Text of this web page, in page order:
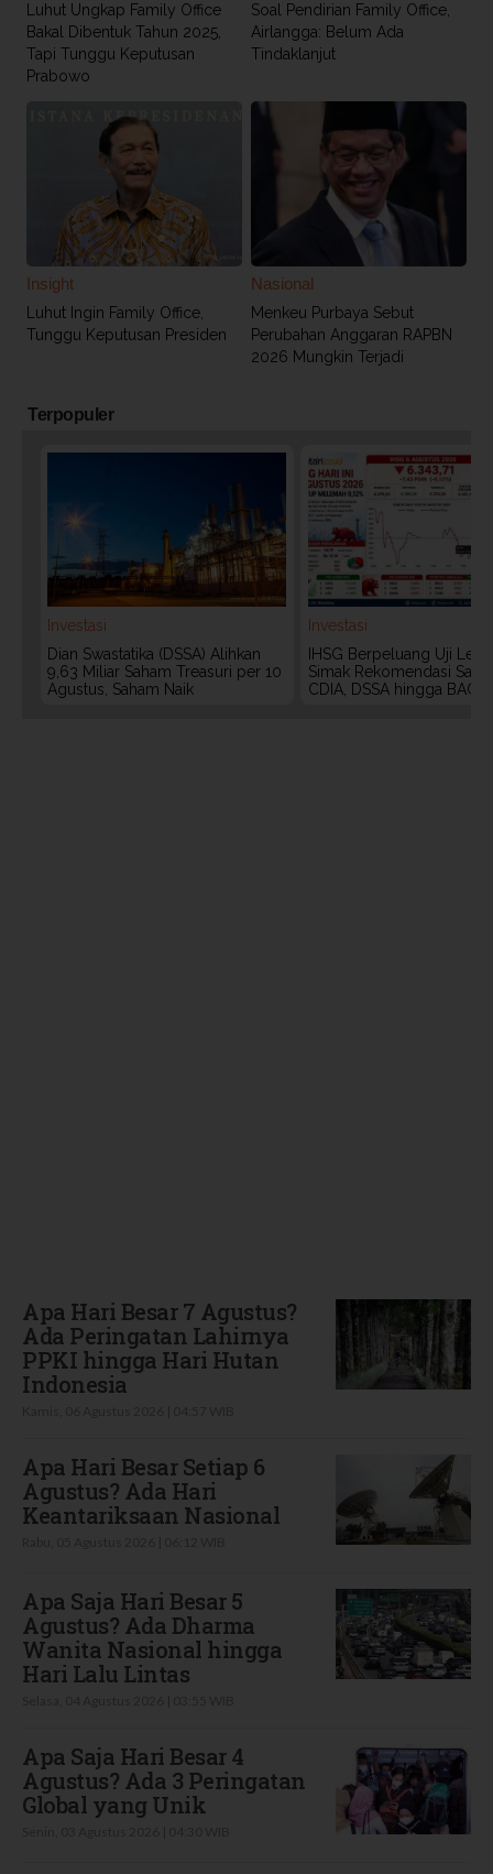
Luhut Ungkap Family Office
Bakal Dibentuk Tahun 2025,
Tapi Tunggu Keputusan
Prabowo
Soal Pendirian Family Office,
Airlangga: Belum Ada
Tindaklanjut
Insight
Luhut Ingin Family Office,
Tunggu Keputusan Presiden
Nasional
Menkeu Purbaya Sebut
Perubahan Anggaran RAPBN
2026 Mungkin Terjadi
Terpopuler
Investasi
Dian Swastatika (DSSA) Alihkan
9,63 Miliar Saham Treasuri per 10
Agustus, Saham Naik
Investasi
IHSG Berpeluang Uji
Simak Rekomendasi
CDIA, DSSA hingga BACH
Apa Hari Besar 7 Agustus?
Ada Peringatan Lahirnya
PPKI hingga Hari Hutan
Indonesia
Apa Hari Besar Setiap 6
Agustus? Ada Hari
Keantariksaan Nasional
Apa Saja Hari Besar 5
Agustus? Ada Dharma
Wanita Nasional hingga
Hari Lalu Lintas
Apa Saja Hari Besar 4
Agustus? Ada 3 Peringatan
Global yang Unik